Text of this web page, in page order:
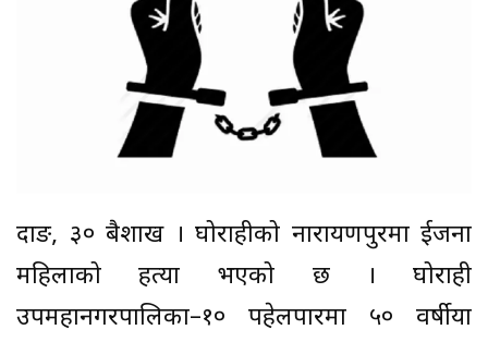
दाङ, ३० बैशाख । घोराहीको नारायणपुरमा दुईजना
महिलाको हत्या भएको छ । घोराही
उपमहानगरपालिका–१० पहेलपारमा ५० वर्षीया